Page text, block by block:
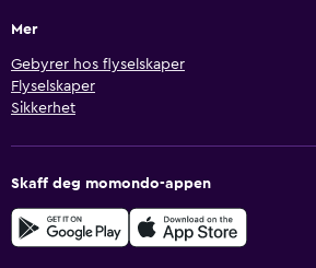
Mer
Gebyrer hos flyselskaper
Flyselskaper
Sikkerhet
Skaff deg momondo-appen